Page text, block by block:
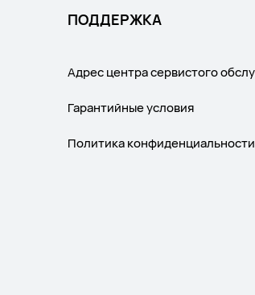
ПОДДЕРЖКА
Гарантийные условия
Политика конфиденциальности